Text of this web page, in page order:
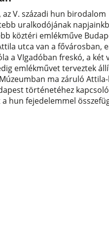
az V. századi hun birodalom
uralkodójának
köztéri emlékműve
utca van a fővárosban,
a VIgadóban freskó, a két
emlékművet terveztek
ma záruló
történetéhez
hun fejedelemmel